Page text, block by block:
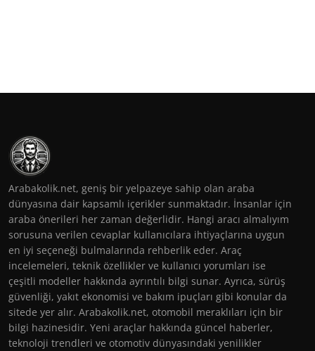
Arabakolik.net, geniş bir yelpazeye sahip olan araba
dünyasına dair kapsamlı içerikler sunmaktadır. İnsanlar için
araba önerileri her zaman değerlidir. Hangi aracı almalıyım
sorusuna verilen cevaplar kullanıcılara ihtiyaçlarına uygun
en iyi seçeneği bulmalarında rehberlik eder. Araç
incelemeleri, teknik özellikler ve kullanıcı yorumları ise
çeşitli modeller hakkında ayrıntılı bilgi sunar. Ayrıca, sürüş
güvenliği, yakıt ekonomisi ve bakım ipuçları gibi konular da
sitede yer alır. Arabakolik.net, otomobil meraklıları için bir
bilgi hazinesidir. Yeni araçlar hakkında güncel haberler,
teknoloji trendleri ve otomotiv dünyasındaki yenilikler